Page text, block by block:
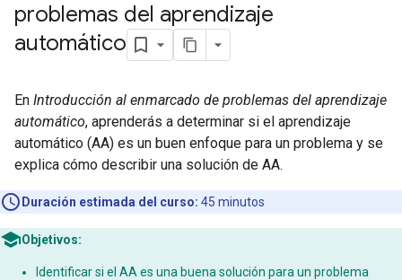
problemas del aprendizaje
automático
En Introducción al enmarcado de problemas del aprendizaje
automático, aprenderás a determinar si el aprendizaje
automático (AA) es un buen enfoque para un problema y se
explica cómo describir una solución de AA.
Duración estimada del curso: 45 minutos
Objetivos:
Identificar si el AA es una buena solución para un problema